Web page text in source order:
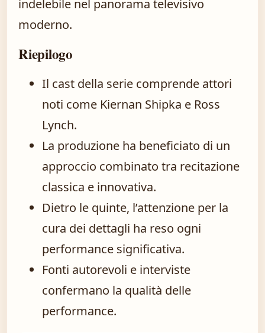
indelebile nel panorama televisivo
moderno.
Riepilogo
Il cast della serie comprende attori
noti come Kiernan Shipka e Ross
Lynch.
La produzione ha beneficiato di un
approccio combinato tra recitazione
classica e innovativa.
Dietro le quinte, l’attenzione per la
cura dei dettagli ha reso ogni
performance significativa.
Fonti autorevoli e interviste
confermano la qualità delle
performance.